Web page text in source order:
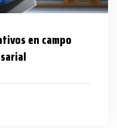
en campo